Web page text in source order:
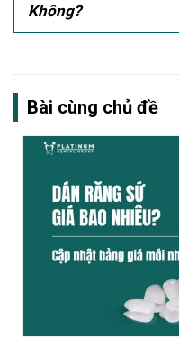
Không?
Bài cùng chủ đề